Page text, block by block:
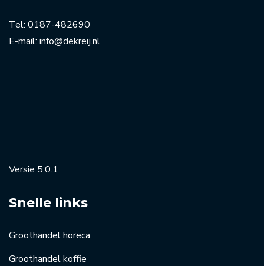
Tel: 0187-482690
E-mail: info@dekreij.nl
Versie 5.0.1
Snelle links
Groothandel horeca
Groothandel koffie